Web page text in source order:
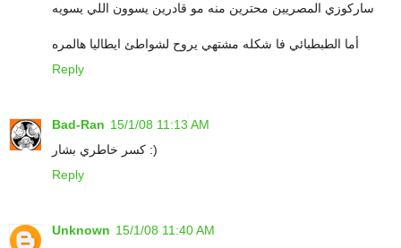
ساركوزي المصريين محترين منه مو قادرين يسوون اللي يسويه
أما الطبطبائي فا شكله مشتهي يروح لشواطئ ايطاليا هالمره
Reply
Bad-Ran 15/1/08 11:13 AM
كسر خاطري بشار :)
Reply
Unknown 15/1/08 11:40 AM